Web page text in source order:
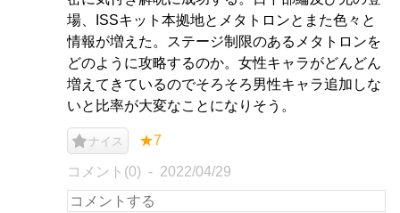
場、ISSキット本拠地とメタトロンとまた色々と
情報が増えた。ステージ制限のあるメタトロンを
どのように攻略するのか。女性キャラがどんどん
増えてきているのでそろそろ男性キャラ追加しな
いと比率が大変なことになりそう。
ナイス ★7
コメント(0) 2022/04/29